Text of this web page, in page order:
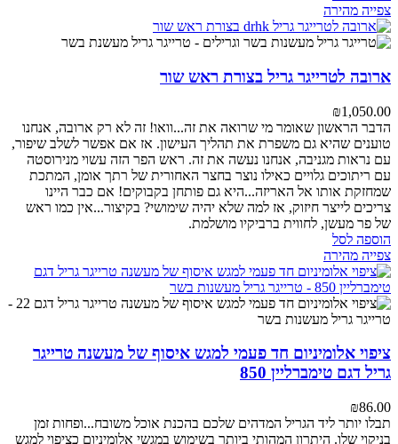
צפייה מהירה
ארובה לטרייגר גריל בצורת ראש שור
₪1,050.00
הדבר הראשון שאומר מי שרואה את זה...וואו! זה לא רק ארובה, אנחנו
טוענים שהיא גם משפרת את תהליך העישון. אז אם אפשר לשלב שיפור,
עם נראות מגניבה, אנחנו נעשה את זה. ראש הפר הזה עשוי מנירוסטה
עם ריתוכים גלויים כאילו נוצר בחצר האחורית של רתך אומן, המתכת
שמחזקת אותו אל האריזה...היא גם פותחן בקבוקים! אם כבר היינו
צריכים לייצר חיזוק, אז למה שלא יהיה שימושי? בקיצור...אין כמו ראש
של פר מעשן, לחווית ברביקיו מושלמת.
הוספה לסל
צפייה מהירה
ציפוי אלומיניום חד פעמי למגש איסוף של מעשנה טרייגר
גריל דגם טימברליין 850
₪86.00
תבלו יותר ליד הגריל המדהים שלכם בהכנת אוכל משובח...ופחות זמן
בניקוי שלו. היתרון המהותי ביותר בשימוש במגשי אלומיניום כציפוי למגש